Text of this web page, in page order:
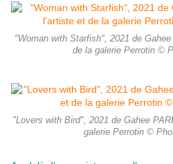
"Woman with Starfish", 2021 de
de la galerie Perrotin ©
"Lovers with Bird", 2021 de Gahee
galerie Perrotin ©